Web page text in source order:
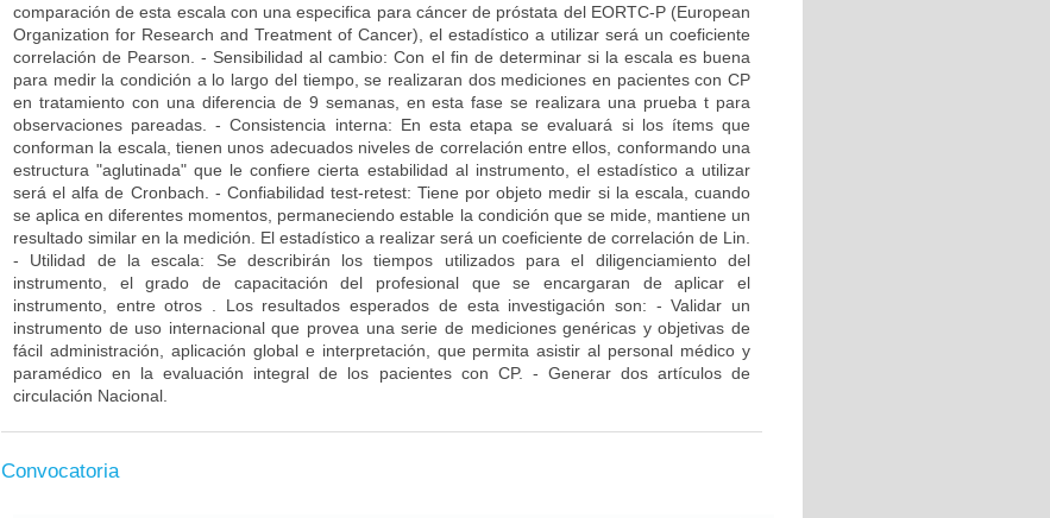
comparación de esta escala con una especifica para cáncer de próstata del EORTC-P (European
Organization for Research and Treatment of Cancer), el estadístico a utilizar será un coeficiente
correlación de Pearson. - Sensibilidad al cambio: Con el fin de determinar si la escala es buena
para medir la condición a lo largo del tiempo, se realizaran dos mediciones en pacientes con CP
en tratamiento con una diferencia de 9 semanas, en esta fase se realizara una prueba t para
observaciones pareadas. - Consistencia interna: En esta etapa se evaluará si los ítems que
conforman la escala, tienen unos adecuados niveles de correlación entre ellos, conformando una
estructura "aglutinada" que le confiere cierta estabilidad al instrumento, el estadístico a utilizar
será el alfa de Cronbach. - Confiabilidad test-retest: Tiene por objeto medir si la escala, cuando
se aplica en diferentes momentos, permaneciendo estable la condición que se mide, mantiene un
resultado similar en la medición. El estadístico a realizar será un coeficiente de correlación de Lin.
- Utilidad de la escala: Se describirán los tiempos utilizados para el diligenciamiento del
instrumento, el grado de capacitación del profesional que se encargaran de aplicar el
instrumento, entre otros . Los resultados esperados de esta investigación son: - Validar un
instrumento de uso internacional que provea una serie de mediciones genéricas y objetivas de
fácil administración, aplicación global e interpretación, que permita asistir al personal médico y
paramédico en la evaluación integral de los pacientes con CP. - Generar dos artículos de
circulación Nacional.
Convocatoria